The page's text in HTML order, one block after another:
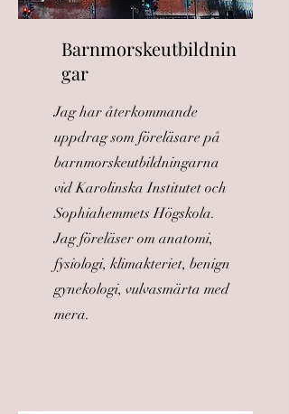
Barnmorskeutbildnin
gar
Jag har återkommande
uppdrag som föreläsare på
barnmorskeutbildningarna
vid Karolinska Institutet och
Sophiahemmets Högskola.
Jag föreläser om anatomi,
fysiologi, klimakteriet, benign
gynekologi, vulvasmärta med
mera.